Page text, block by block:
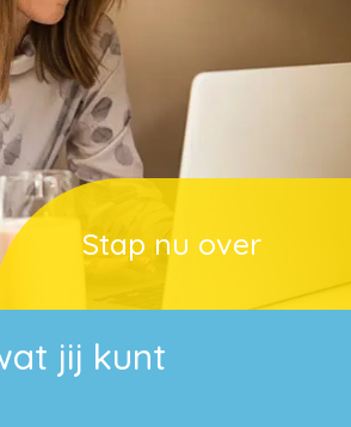
Stap nu over
jij kunt